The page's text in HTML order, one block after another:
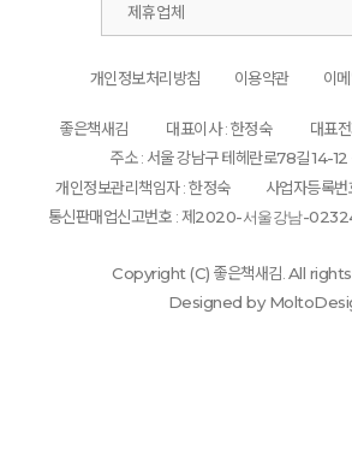
제휴업체
개인정보처리방침 이용약관 이
좋은책새김 대표이사 : 한정숙 대표
주소 : 서울 강남구 테헤란로78길14-12
개인정보관리책임자 : 한정숙
사업자등록번
통신판매업신고번호 : 제 2020-서울강남-
Copyright (C) 좋은책새김. All
Designed by